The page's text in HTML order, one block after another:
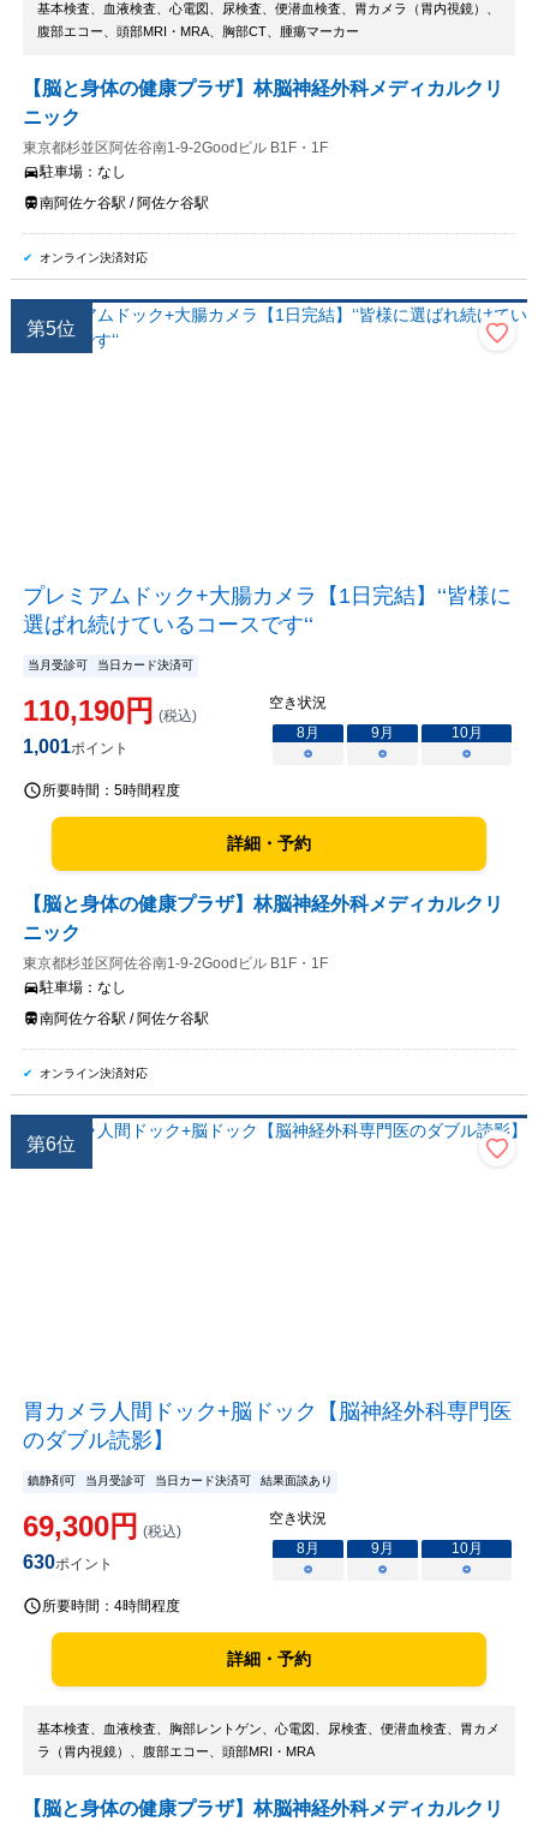
基本検査、血液検査、心電図、尿検査、便潜血検査、胃カメラ（胃内視鏡）、
腹部エコー、頭部MRI・MRA、胸部CT、腫瘍マーカー
【脳と身体の健康プラザ】林脳神経外科メディカルクリ
ニック
東京都杉並区阿佐谷南1-9-2Goodビル B1F・1F
駐車場： なし
南阿佐ケ谷駅 / 阿佐ケ谷駅
オンライン決済対応
第5位
プレミアムドック+大腸カメラ【1日完結】‘‘皆様に
選ばれ続けているコースです‘‘
当月受診可 当日カード決済可
110,190円 (税込)
1,001ポイント
空き状況
8月 9月 10月
○
○ ○
所要時間： 5時間程度
詳細・予約
【脳と身体の健康プラザ】林脳神経外科メディカルクリ
ニック
東京都杉並区阿佐谷南1-9-2Goodビル B1F・1F
駐車場： なし
南阿佐ケ谷駅 / 阿佐ケ谷駅
オンライン決済対応
第6位
胃カメラ人間ドック+脳ドック【脳神経外科専門医
のダブル読影】
鎮静剤可 当月受診可 当日カード決済可 結果面談あり
69,300円 (税込)
630ポイント
空き状況
8月 9月 10月
○
○ ○
所要時間： 4時間程度
詳細・予約
基本検査、血液検査、胸部レントゲン、心電図、尿検査、便潜血検査、胃カメ
ラ（胃内視鏡）、腹部エコー、頭部MRI・MRA
【脳と身体の健康プラザ】林脳神経外科メディカルクリ